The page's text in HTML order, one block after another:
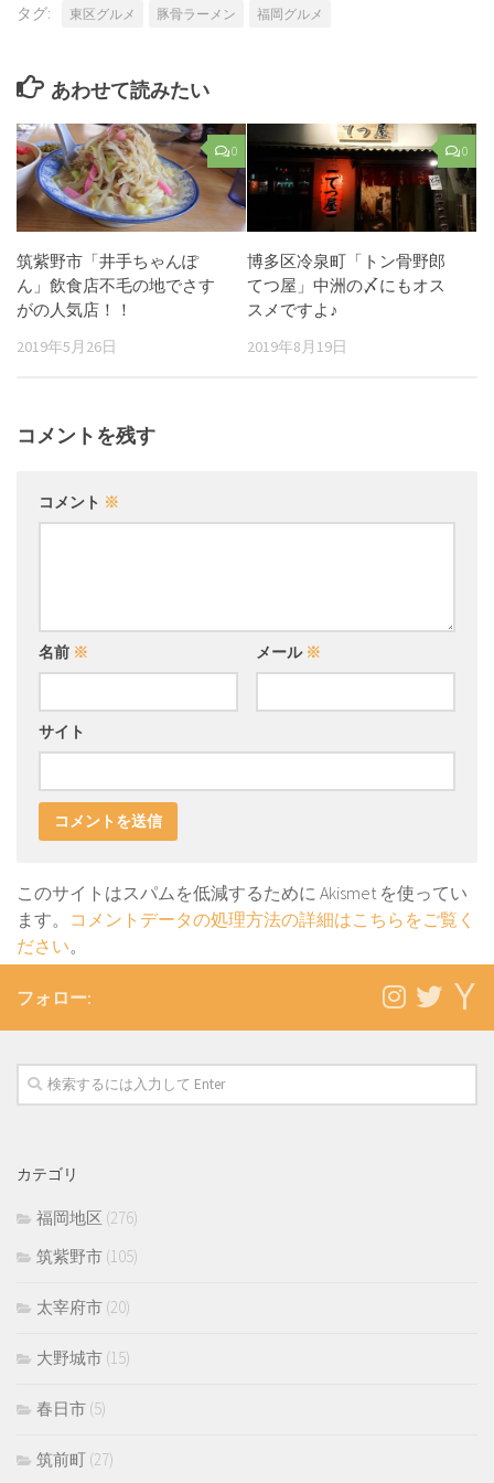
タグ: 東区グルメ 豚骨ラーメン 福岡グルメ
あわせて読みたい
0
筑紫野市「井手ちゃんぽ
ん」飲食店不毛の地でさす
がの人気店！！
2019年5月26日
0
博多区冷泉町「トン骨野郎
てつ屋」中洲の〆にもオス
スメですよ♪
2019年8月19日
コメントを残す
コメント ※
名前 ※ メール ※
サイト
このサイトはスパムを低減するために Akismet を使ってい
ます。 コメントデータの処理方法の詳細はこちらをご覧く
ださい。
フォロー:
カテゴリ
福岡地区 (276)
筑紫野市 (105)
太宰府市 (20)
大野城市 (15)
春日市 (5)
筑前町 (27)